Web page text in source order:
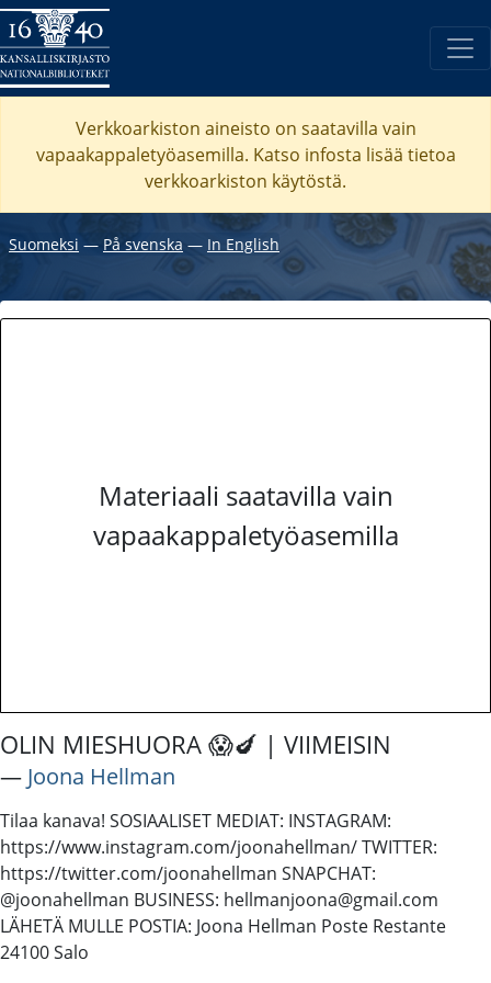
Verkkoarkiston aineisto on saatavilla vain
vapaakappaletyöasemilla. Katso infosta lisää tietoa
verkkoarkiston käytöstä.
Suomeksi ― På svenska ― In English
Materiaali saatavilla vain
vapaakappaletyöasemilla
OLIN MIESHUORA 😱🍆 | VIIMEISIN
― Joona Hellman
Tilaa kanava! SOSIAALISET MEDIAT: INSTAGRAM:
https://www.instagram.com/joonahellman/ TWITTER:
https://twitter.com/joonahellman SNAPCHAT:
@joonahellman BUSINESS: hellmanjoona@gmail.com
LÄHETÄ MULLE POSTIA: Joona Hellman Poste Restante
24100 Salo